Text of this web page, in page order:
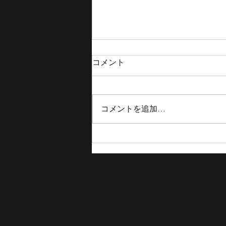
【TOKYOBB 結果報告】Spreads
Game Ichihara、JAPAN TOUR
コメント
コメントを追加…